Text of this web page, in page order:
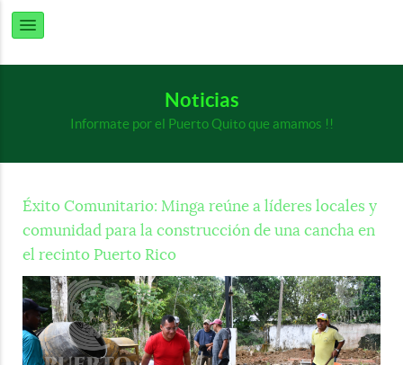
Noticias
Informate por el Puerto Quito que amamos !!
Éxito Comunitario: Minga reúne a líderes locales y
comunidad para la construcción de una cancha en
el recinto Puerto Rico